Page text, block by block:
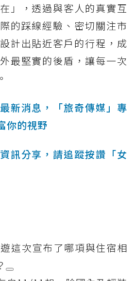
」，透過與客人的真實互
的踩線經驗、密切關注市
計出貼近客戶的行程，成
最堅實的後盾，讓每一次
新消息，「旅奇傳媒」專
你的視野
訊分享，請追蹤按讚「女
這次宣布了哪項與住宿相